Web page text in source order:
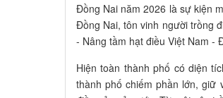
Đồng Nai năm 2026 là sự kiện
Đồng Nai, tôn vinh người trồng
- Nâng tầm hạt điều Việt Nam -
Hiện toàn thành phố có diện
thành phố chiếm phần lớn, giữ